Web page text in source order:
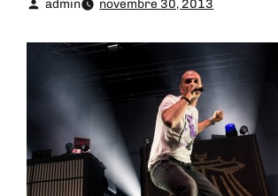
admin novembre 30, 2013